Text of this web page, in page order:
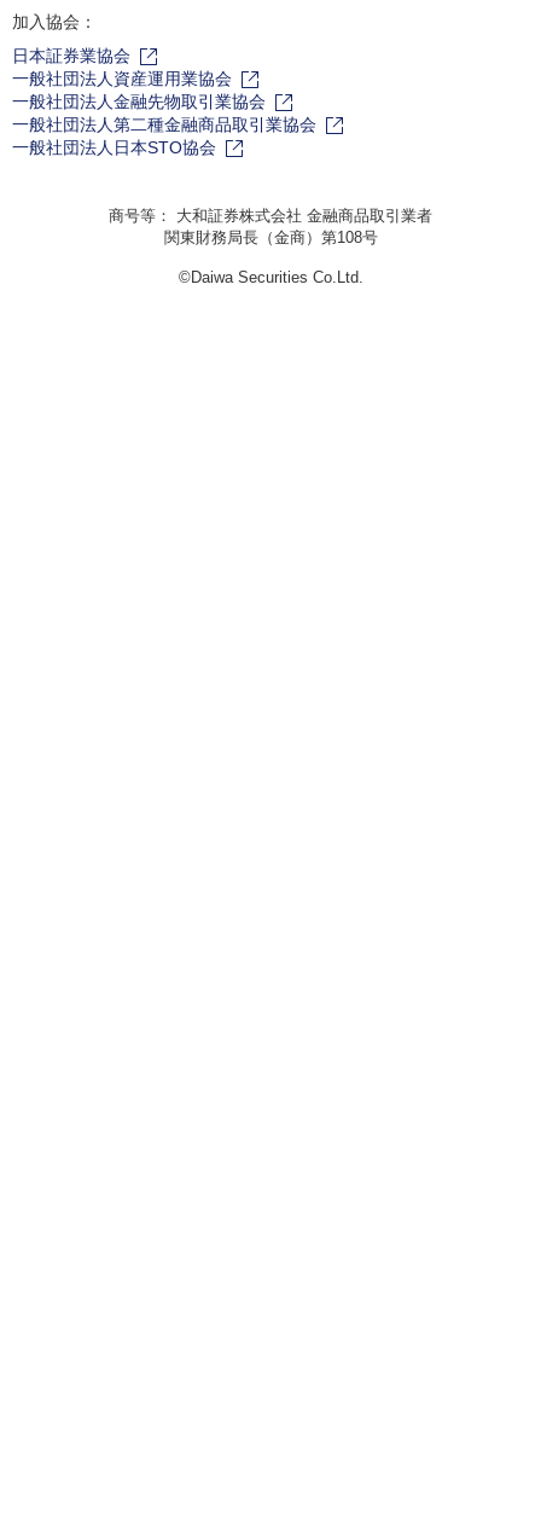
加入協会：
日本証券業協会
一般社団法人資産運用業協会
一般社団法人金融先物取引業協会
一般社団法人第二種金融商品取引業協会
一般社団法人日本STO協会
商号等： 大和証券株式会社 金融商品取引業者
関東財務局長（金商）第108号
©Daiwa Securities Co.Ltd.